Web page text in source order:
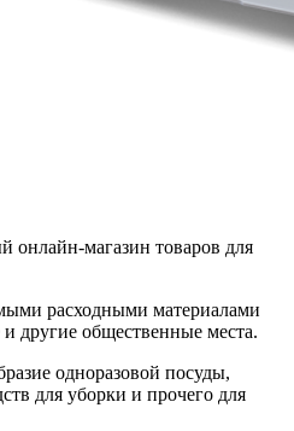
магазин товаров для
расходными материалами
другие общественные места.
одноразовой посуды,
для уборки и прочего для